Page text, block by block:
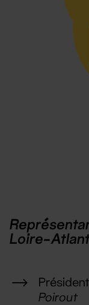
Loire-
Poirout